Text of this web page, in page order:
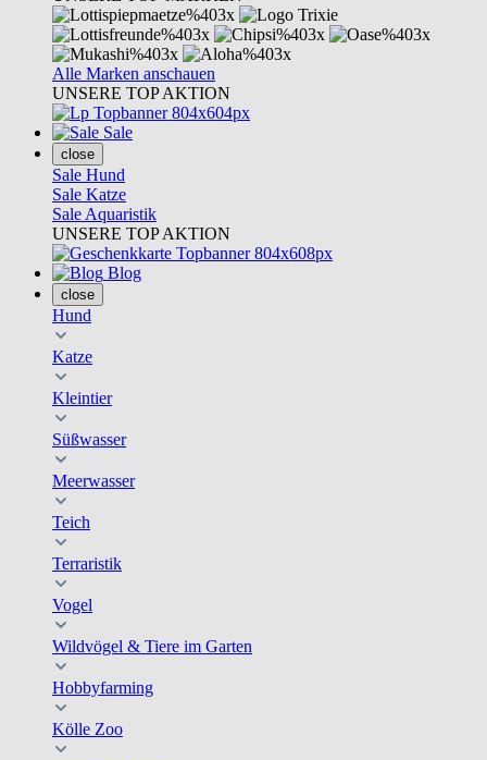
Alle Marken anschauen
UNSERE TOP AKTION
Sale
close
Sale Hund
Sale Katze
Sale Aquaristik
UNSERE TOP AKTION
Blog
close
Hund
Katze
Kleintier
Süßwasser
Meerwasser
Teich
Terraristik
Vogel
Wildvögel & Tiere im Garten
Hobbyfarming
Kölle Zoo